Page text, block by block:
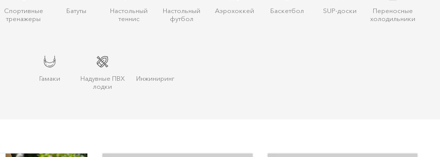
Спортивные
тренажеры
Батуты
Настольный
теннис
Настольный
футбол
Аэрохоккей Баскетбол SUP-доски
Переносные
холодильники
Гамаки
Надувные ПВХ
лодки
Инжиниринг